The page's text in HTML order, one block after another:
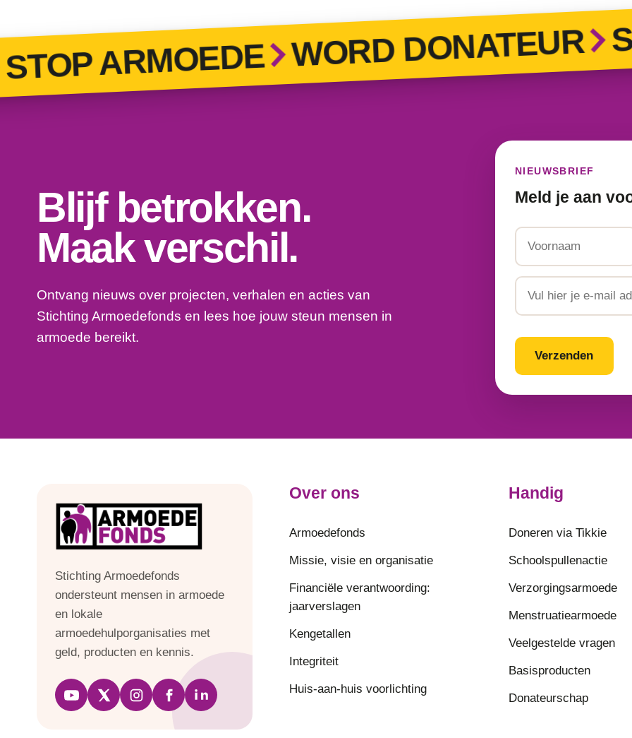
ARMOEDE WORD DONATEUR
Blijf betrokken.
Maak verschil.
Ontvang nieuws over projecten, verhalen en acties van
Stichting Armoedefonds en lees hoe jouw steun mensen in
armoede bereikt.
NIEUWSBRIEF
Meld je aan
Voornaam
CAPTCHA
Stichting Armoedefonds
ondersteunt mensen in armoede
en lokale
armoedehulporganisaties met
geld, producten en kennis.
Over ons
Armoedefonds
Missie, visie en organisatie
Financiële verantwoording:
jaarverslagen
Kengetallen
Integriteit
Huis-aan-huis voorlichting
Handig
Doneren via Tikkie
Schoolspullenactie
Verzorgingsarmoede
Menstruatiearmoede
Veelgestelde vragen
Basisproducten
Donateurschap